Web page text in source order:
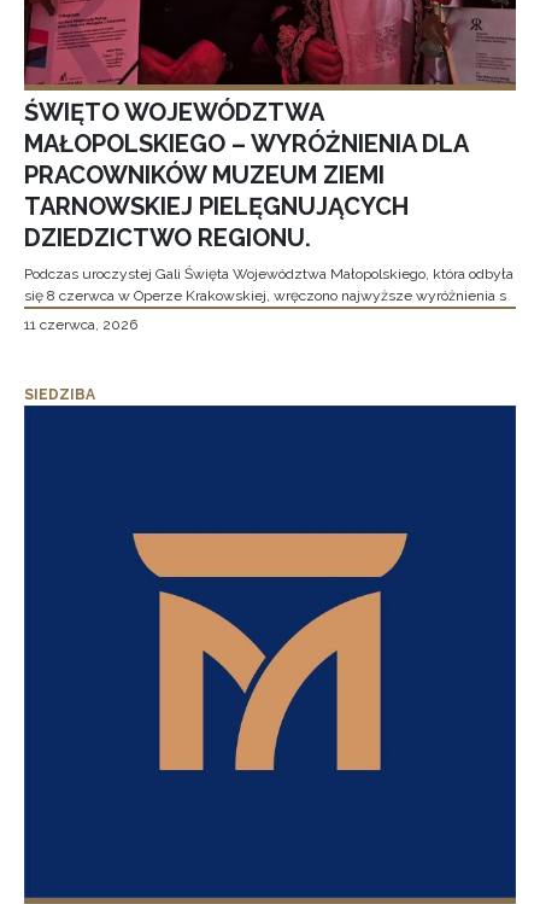
ŚWIĘTO WOJEWÓDZTWA
MAŁOPOLSKIEGO – WYRÓŻNIENIA DLA
PRACOWNIKÓW MUZEUM ZIEMI
TARNOWSKIEJ PIELĘGNUJĄCYCH
DZIEDZICTWO REGIONU.
Podczas uroczystej Gali Święta Województwa Małopolskiego, która odbyła
się 8 czerwca w Operze Krakowskiej, wręczono najwyższe wyróżnienia s
11 czerwca, 2026
SIEDZIBA